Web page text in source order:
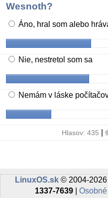
Wesnoth?
Áno, hral som alebo
Nie, nestretol som sa
Nemám v láske
Hlasov: 435
LinuxOS.sk© 2004-2026 |
1337-7639|